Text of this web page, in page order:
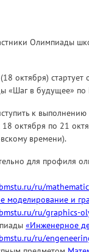
Олимпиады
октября) стартует
«Шаг в будущее» по
к выполнению
октября по 21
времени).
для профиля
ru/
моделирование и
ru/graphics-
«Инженерное
ru/